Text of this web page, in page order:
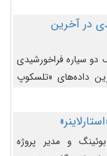
در آخرین
دو سیاره فراخورشیدی
داده‌های «تلسکوپ
و مدیر پروژه